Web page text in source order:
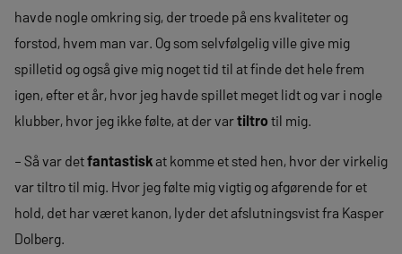
havde nogle omkring sig, der troede på ens kvaliteter og
forstod, hvem man var. Og som selvfølgelig ville give mig
spilletid og også give mig noget tid til at finde det hele frem
igen, efter et år, hvor jeg havde spillet meget lidt og var i nogle
klubber, hvor jeg ikke følte, at der vartiltro til mig.
– Så var detfantastiskat komme et sted hen, hvor der virkelig
var tiltro til mig. Hvor jeg følte mig vigtig og afgørende for et
hold, det har været kanon, lyder det afslutningsvist fra Kasper
Dolberg.